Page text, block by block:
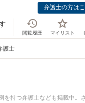
弁護士の方は
閲覧履歴 マイリスト
護士
を持つ弁護士なども掲載中。